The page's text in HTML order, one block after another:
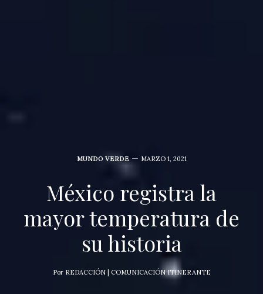
MUNDO VERDE MARZO 1, 2021
México registra la
mayor temperatura de
su historia
Por REDACCIÓN | COMUNICACIÓN ITINERANTE